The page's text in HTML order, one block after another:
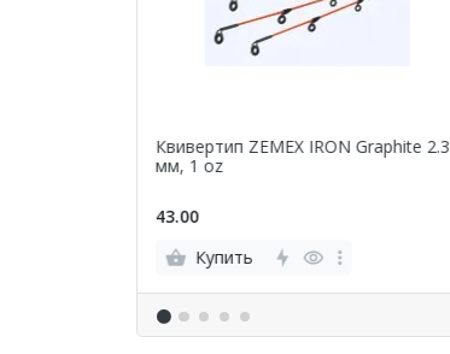
Квивертип ZEMEX IRON Graphite 2.3
мм, 1 oz
43.00
Купить